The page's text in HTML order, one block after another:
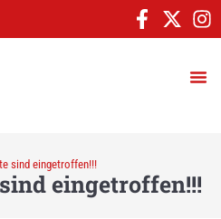
sind eingetroffen!!!
eingetroffen!!!